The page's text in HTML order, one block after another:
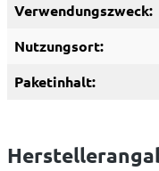
Verwendungszweck:
Nutzungsort:
Paketinhalt: